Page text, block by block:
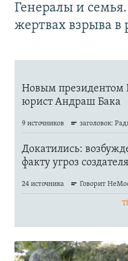
Генералы и
жертвах взрыва в